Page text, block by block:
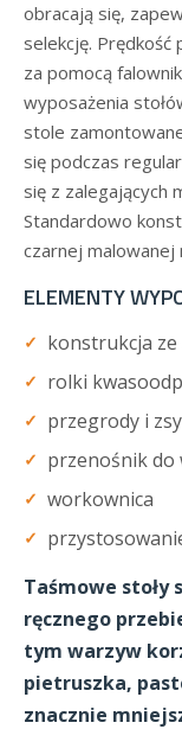
obracają się,
selekcję. Prędkość
za pomocą
wyposażenia
stole
się podczas
się z zalegających
Standardowo
czarnej
ELEMENTY
konstrukcja
rolki
przegrody i
przenośnik do
workownica
Taśmowe stoły
ręcznego
tym warzyw
pietruszka,
znacznie